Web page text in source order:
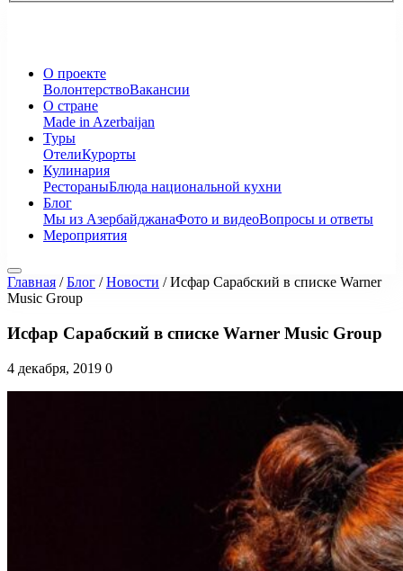
О проекте
ВолонтерствоВакансии
О стране
Made in Azerbaijan
Туры
ОтелиКурорты
Кулинария
РестораныБлюда национальной кухни
Блог
Мы из АзербайджанаФото и видеоВопросы и ответы
Мероприятия
Главная /Блог /Новости /Исфар Сарабский в списке Warner
Music Group
Исфар Сарабский в списке Warner Music Group
4 декабря, 2019 0